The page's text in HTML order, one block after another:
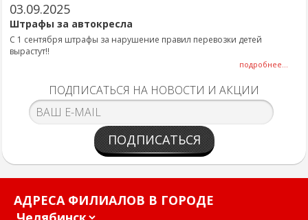
03.09.2025
Штрафы за автокресла
С 1 сентября штрафы за нарушение правил перевозки детей
вырастут!!
подробнее...
ПОДПИСАТЬСЯ НА НОВОСТИ И АКЦИИ
ПОДПИСАТЬСЯ
АДРЕСА ФИЛИАЛОВ В ГОРОДЕ